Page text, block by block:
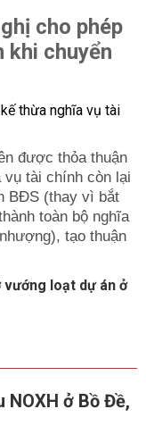
cho phép
khi chuyển
được thỏa thuận
tài chính còn lại
BĐS (thay vì bắt
toàn bộ nghĩa
tạo thuận
loạt dự án ở
ở Bồ Đề,